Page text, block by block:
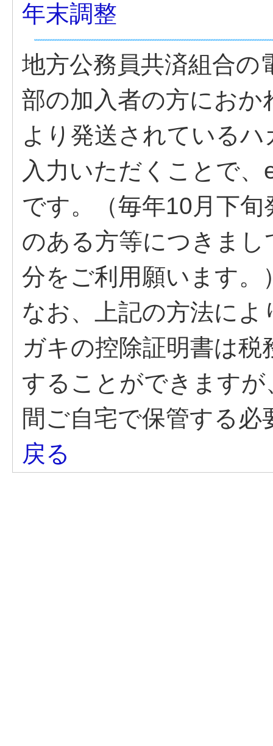
年末調整
地方公務員共済組合の
部の加入者の方におか
より発送されている
入力いただくことで
です。（毎年10月下
のある方等につきま
分をご利用願います。
なお、上記の方法によ
ガキの控除証明書は
することができます
間ご自宅で保管する必
戻る